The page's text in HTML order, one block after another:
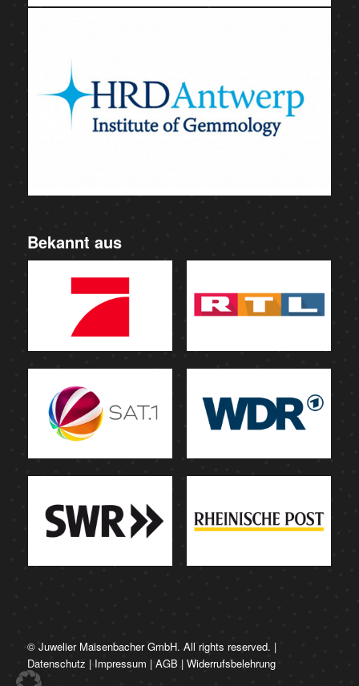
Bekannt aus
© Juwelier Maisenbacher GmbH. All rights reserved. |
Datenschutz | Impressum | AGB | Widerrufsbelehrung